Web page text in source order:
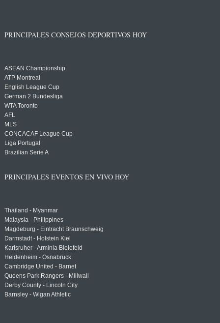
PRINCIPALES CONSEJOS DEPORTIVOS HOY
ASEAN Championship
ATP Montreal
English League Cup
German 2 Bundesliga
WTA Toronto
AFL
MLS
CONCACAF League Cup
Liga Portugal
Brazilian Serie A
PRINCIPALES EVENTOS EN VIVO HOY
Thailand - Myanmar
Malaysia - Philippines
Magdeburg - Eintracht Braunschweig
Darmstadt - Holstein Kiel
Karlsruher - Arminia Bielefeld
Heidenheim - Osnabrück
Cambridge United - Barnet
Queens Park Rangers - Millwall
Derby County - Lincoln City
Barnsley - Wigan Athletic